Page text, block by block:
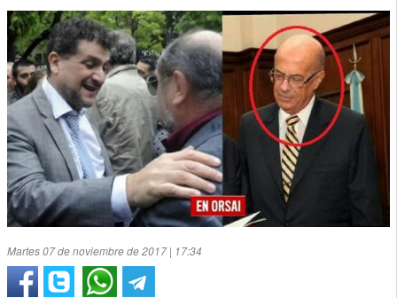
Martes 07 de noviembre de 2017 | 17:34